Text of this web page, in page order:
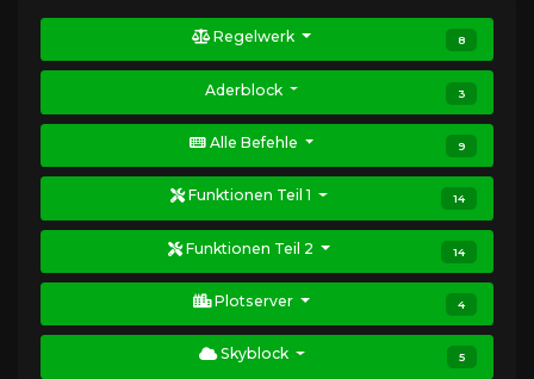
Regelwerk 8
Aderblock 3
Alle Befehle 9
Funktionen Teil 1 14
Funktionen Teil 2 14
Plotserver 4
Skyblock 5